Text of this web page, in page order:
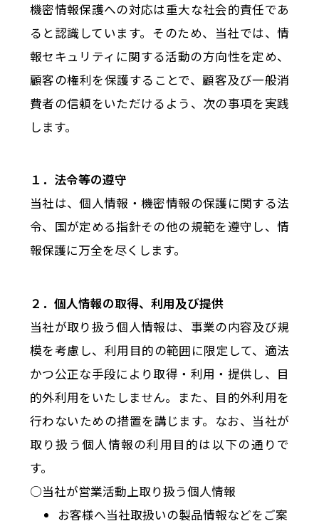
機密情報保護への対応は重大な社会的責任であ
ると認識しています。そのため、当社では、情
報セキュリティに関する活動の方向性を定め、
顧客の権利を保護することで、顧客及び一般消
費者の信頼をいただけるよう、次の事項を実践
します。
１．法令等の遵守
当社は、個人情報・機密情報の保護に関する法
令、国が定める指針その他の規範を遵守し、情
報保護に万全を尽くします。
２．個人情報の取得、利用及び提供
当社が取り扱う個人情報は、事業の内容及び規
模を考慮し、利用目的の範囲に限定して、適法
かつ公正な手段により取得・利用・提供し、目
的外利用をいたしません。また、目的外利用を
行わないための措置を講じます。なお、当社が
取り扱う個人情報の利用目的は以下の通りで
す。
○当社が営業活動上取り扱う個人情報
お客様へ当社取扱いの製品情報などをご案